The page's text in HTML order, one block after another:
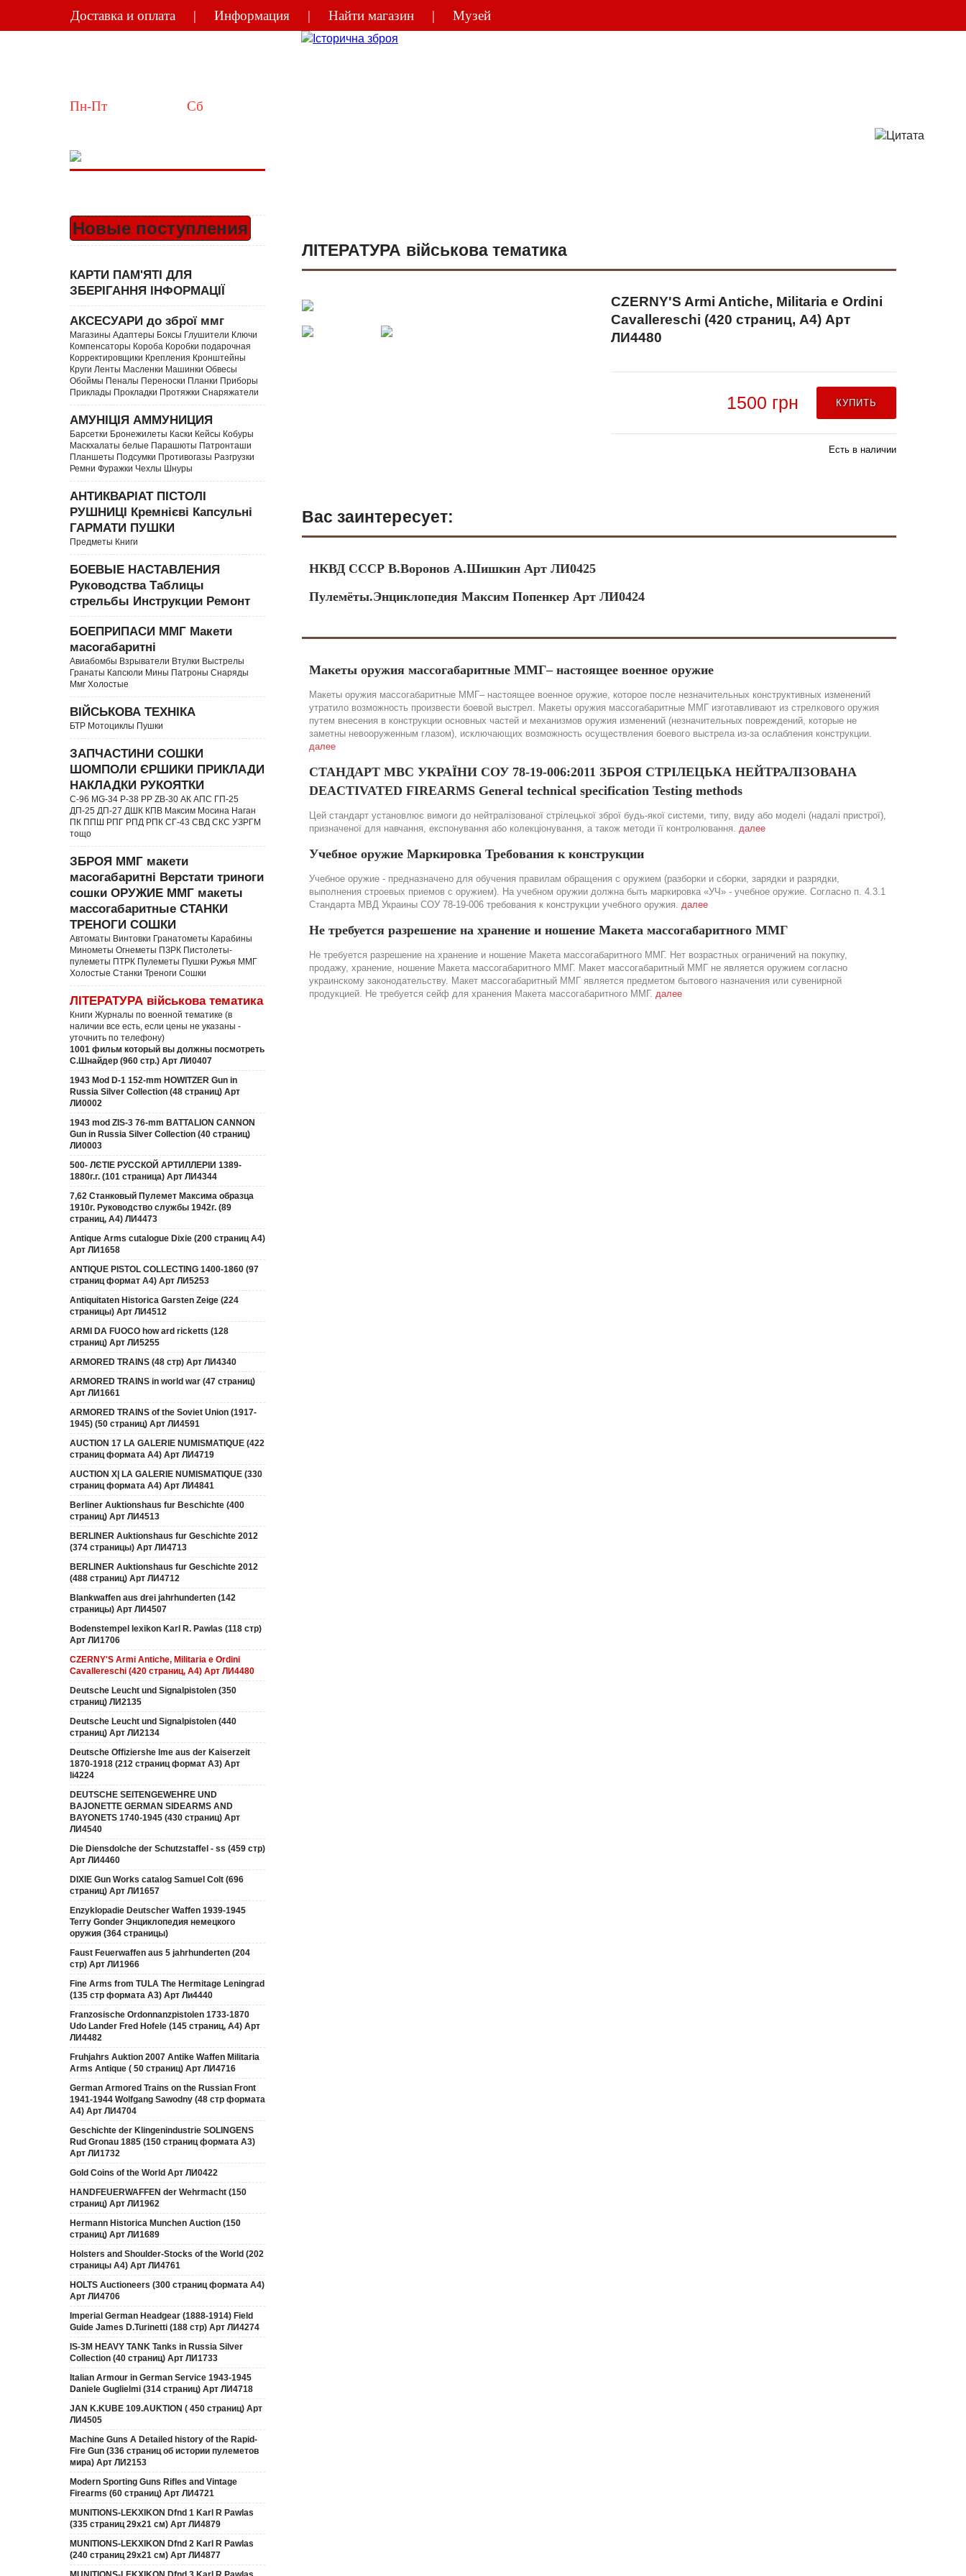
Доставка и оплата Информация Найти магазин Музей
Пн-Пт 10:00-18:00 Сб
шт.
Новые поступления
КАРТИ ПАМ'ЯТІ ДЛЯ
ЗБЕРІГАННЯ ІНФОРМАЦІЇ
АКСЕСУАРИ до зброї ммг
Магазины Адаптеры Боксы Глушители Ключи
Компенсаторы Короба Коробки подарочная
Корректировщики Крепления Кронштейны
Круги Ленты Масленки Машинки Обвесы
Обоймы Пеналы Переноски Планки Приборы
Приклады Прокладки Протяжки Снаряжатели
АМУНІЦІЯ АММУНИЦИЯ
Барсетки Бронежилеты Каски Кейсы Кобуры
Маскхалаты белые Парашюты Патронташи
Планшеты Подсумки Противогазы Разгрузки
Ремни Фуражки Чехлы Шнуры
АНТИКВАРІАТ ПІСТОЛІ
РУШНИЦІ Кремнієві Капсульні
ГАРМАТИ ПУШКИ
Предметы Книги
БОЕВЫЕ НАСТАВЛЕНИЯ
Руководства Таблицы
стрельбы Инструкции Ремонт
БОЕПРИПАСИ ММГ Макети
масогабаритні
Авиабомбы Взрыватели Втулки Выстрелы
Гранаты Капсюли Мины Патроны Снаряды
Ммг Холостые
ВІЙСЬКОВА ТЕХНІКА
БТР Мотоциклы Пушки
ЗАПЧАСТИНИ СОШКИ
ШОМПОЛИ ЄРШИКИ ПРИКЛАДИ
НАКЛАДКИ РУКОЯТКИ
C-96 MG-34 P-38 PP ZB-30 АК АПС ГП-25
ДП-25 ДП-27 ДШК КПВ Максим Мосина Наган
ПК ППШ РПГ РПД РПК СГ-43 СВД CКС УЗРГМ
тощо
ЗБРОЯ ММГ макети
масогабаритні Верстати триноги
сошки ОРУЖИЕ ММГ макеты
массогабаритные СТАНКИ
ТРЕНОГИ СОШКИ
Автоматы Винтовки Гранатометы Карабины
Минометы Огнеметы ПЗРК Пистолеты-
пулеметы ПТРК Пулеметы Пушки Ружья ММГ
Холостые Станки Треноги Сошки
ЛІТЕРАТУРА військова тематика
Книги Журналы по военной тематике (в
наличии все есть, если цены не указаны -
уточнить по телефону)
1001 фильм который вы должны посмотреть
С.Шнайдер (960 стр.) Арт ЛИ0407
1943 Mod D-1 152-mm HOWITZER Gun in
Russia Silver Collection (48 страниц) Арт
ЛИ0002
1943 mod ZIS-3 76-mm BATTALION CANNON
Gun in Russia Silver Collection (40 страниц)
ЛИ0003
500- ЛЄТІЕ РУССКОЙ АРТИЛЛЕРІИ 1389-
1880г.г. (101 страница) Арт ЛИ4344
7,62 Станковый Пулемет Максима образца
1910г. Руководство службы 1942г. (89
страниц, А4) ЛИ4473
Antique Arms cutalogue Dixie (200 страниц А4)
Арт ЛИ1658
ANTIQUE PISTOL COLLECTING 1400-1860 (97
страниц формат А4) Арт ЛИ5253
Antiquitaten Historica Garsten Zeige (224
страницы) Арт ЛИ4512
ARMI DA FUOCO how ard ricketts (128
страниц) Арт ЛИ5255
ARMORED TRAINS (48 стр) Арт ЛИ4340
ARMORED TRAINS in world war (47 страниц)
Арт ЛИ1661
ARMORED TRAINS of the Soviet Union (1917-
1945) (50 страниц) Арт ЛИ4591
AUCTION 17 LA GALERIE NUMISMATIQUE (422
страниц формата А4) Арт ЛИ4719
AUCTION Х| LA GALERIE NUMISMATIQUE (330
страниц формата А4) Арт ЛИ4841
Berliner Auktionshaus fur Beschichte (400
страниц) Арт ЛИ4513
BERLINER Auktionshaus fur Geschichte 2012
(374 страницы) Арт ЛИ4713
BERLINER Auktionshaus fur Geschichte 2012
(488 страниц) Арт ЛИ4712
Blankwaffen aus drei jahrhunderten (142
страницы) Арт ЛИ4507
Bodenstempel lexikon Karl R. Pawlas (118 cтр)
Арт ЛИ1706
CZERNY'S Armi Antiche, Militaria e Ordini
Cavallereschi (420 страниц, А4) Арт ЛИ4480
Deutsche Leucht und Signalpistolen (350
страниц) ЛИ2135
Deutsche Leucht und Signalpistolen (440
страниц) Арт ЛИ2134
Deutsche Offiziershe lme aus der Kaiserzeit
1870-1918 (212 страниц формат А3) Арт
li4224
DEUTSCHE SEITENGEWEHRE UND
BAJONETTE GERMAN SIDEARMS AND
BAYONETS 1740-1945 (430 страниц) Арт
ЛИ4540
Die Diensdolche der Schutzstaffel - ss (459 стр)
Арт ЛИ4460
DIXIE Gun Works catalog Samuel Colt (696
страниц) Арт ЛИ1657
Enzyklopadie Deutscher Waffen 1939-1945
Terry Gonder Энциклопедия немецкого
оружия (364 страницы)
Faust Feuerwaffen aus 5 jahrhunderten (204
стр) Арт ЛИ1966
Fine Arms from TULA The Hermitage Leningrad
(135 стр формата А3) Арт Ли4440
Franzosische Ordonnanzpistolen 1733-1870
Udo Lander Fred Hofele (145 страниц, А4) Арт
ЛИ4482
Fruhjahrs Auktion 2007 Antike Waffen Militaria
Arms Antique ( 50 страниц) Арт ЛИ4716
German Armored Trains on the Russian Front
1941-1944 Wolfgang Sawodny (48 стр формата
А4) Арт ЛИ4704
Geschichte der Klingenindustrie SOLINGENS
Rud Gronau 1885 (150 страниц формата А3)
Арт ЛИ1732
Gold Coins of the World Арт ЛИ0422
HANDFEUERWAFFEN der Wehrmacht (150
страниц) Арт ЛИ1962
Hermann Historica Munchen Auction (150
страниц) Арт ЛИ1689
Holsters and Shoulder-Stocks of the World (202
страницы А4) Арт ЛИ4761
HOLTS Auctioneers (300 страниц формата А4)
Арт ЛИ4706
Imperial German Headgear (1888-1914) Field
Guide James D.Turinetti (188 cтр) Арт ЛИ4274
IS-3M HEAVY TANK Tanks in Russia Silver
Collection (40 страниц) Арт ЛИ1733
Italian Armour in German Service 1943-1945
Daniele Guglielmi (314 страниц) Арт ЛИ4718
JAN K.KUBE 109.AUKTION ( 450 страниц) Арт
ЛИ4505
Machine Guns A Detailed history of the Rapid-
Fire Gun (336 страниц об истории пулеметов
мира) Арт ЛИ2153
Modern Sporting Guns Rifles and Vintage
Firearms (60 страниц) Арт ЛИ4721
MUNITIONS-LEKXIKON Dfnd 1 Karl R Pawlas
(335 страниц 29х21 см) Арт ЛИ4879
MUNITIONS-LEKXIKON Dfnd 2 Karl R Pawlas
(240 страниц 29х21 см) Арт ЛИ4877
ЛІТЕРАТУРА військова тематика
CZERNY'S Armi Antiche, Militaria e Ordini
Cavallereschi (420 страниц, А4) Арт
ЛИ4480
1500 грн КУПИТЬ
Есть в наличии
Вас заинтересует:
НКВД СССР В.Воронов А.Шишкин Арт ЛИ0425
Пулемёты.Энциклопедия Максим Попенкер Арт ЛИ0424
Макеты оружия массогабаритные ММГ– настоящее военное оружие
Макеты оружия массогабаритные ММГ– настоящее военное оружие, которое после незначительных конструктивных изменений
утратило возможность произвести боевой выстрел. Макеты оружия массогабаритные ММГ изготавливают из стрелкового оружия
путем внесения в конструкции основных частей и механизмов оружия изменений (незначительных повреждений, которые не
заметны невооруженным глазом), исключающих возможность осуществления боевого выстрела из-за ослабления конструкции.
далее
СТАНДАРТ МВС УКРАЇНИ СОУ 78-19-006:2011 ЗБРОЯ СТРІЛЕЦЬКА НЕЙТРАЛІЗОВАНА
DEACTIVATED FIREARMS General technical specification Testing methods
Цей стандарт установлює вимоги до нейтралізованої стрілецької зброї будь-якої системи, типу, виду або моделі (надалі пристрої),
призначеної для навчання, експонування або колекціонування, а також методи її контролювання. далее
Учебное оружие Маркировка Требования к конструкции
Учебное оружие - предназначено для обучения правилам обращения с оружием (разборки и сборки, зарядки и разрядки,
выполнения строевых приемов с оружием). На учебном оружии должна быть маркировка «УЧ» - учебное оружие. Согласно п. 4.3.1
Стандарта МВД Украины СОУ 78-19-006 требования к конструкции учебного оружия. далее
Не требуется разрешение на хранение и ношение Макета массогабаритного ММГ
Не требуется разрешение на хранение и ношение Макета массогабаритного ММГ. Нет возрастных ограничений на покупку,
продажу, хранение, ношение Макета массогабаритного ММГ. Макет массогабаритный ММГ не является оружием согласно
украинскому законодательству. Макет массогабаритный ММГ является предметом бытового назначения или сувенирной
продукцией. Не требуется сейф для хранения Макета массогабаритного ММГ. далее